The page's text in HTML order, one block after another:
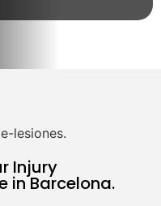
Injury
in Barcelona.